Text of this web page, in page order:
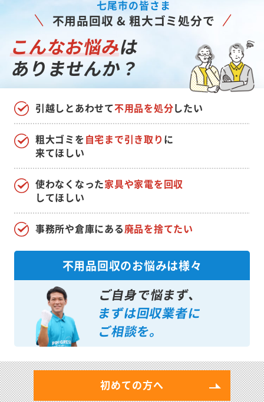
七尾市の皆さま
不用品回収 & 粗大ゴミ処分で
こんなお悩みは
ありませんか？
引越しとあわせて不用品を処分したい
使わなくなった家具や家電を回収
してほしい
粗大ゴミを自宅まで引き取り に
来てほしい
事務所や倉庫にある廃品を捨てたい
不用品回収のお悩みは様々
ご自身で悩まず、
まずは回収業者に
ご相談を。
初めての方へ